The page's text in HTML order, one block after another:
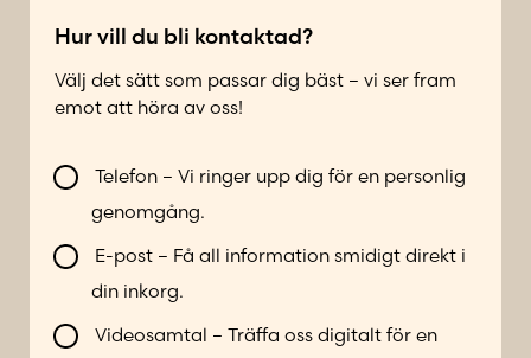
*
e
o
n
u
e
Hur vill du bli kontaktad?
Välj det sätt som passar dig bäst – vi ser fram
emot att höra av oss!
V
i
l
b
i
Telefon – Vi ringer upp dig för en personlig
genomgång.
E-post – Få all information smidigt direkt i
din inkorg.
Videosamtal – Träffa oss digitalt för en